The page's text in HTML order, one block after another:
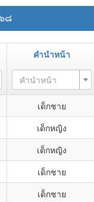
๘
คำนำหน้า
คำนำหน้า
เด็กชาย
เด็กหญิง
เด็กหญิง
เด็กชาย
เด็กชาย